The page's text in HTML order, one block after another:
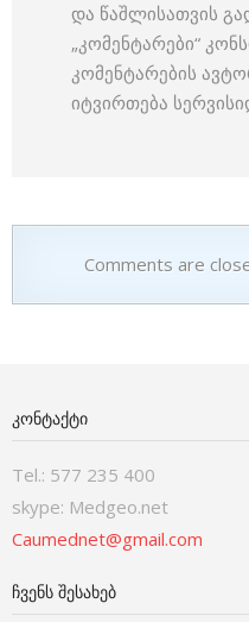
და წაშლისათვის
„კომენტარები“
კომენტარების
იტვირთება
Comments are
ᲙᲝᲜᲢᲐᲥᲢᲘ
Tel.: 577 235 400
skype: Medgeo.net
Caumednet@gmail.com
ᲩᲕᲔᲜᲡ ᲨᲔᲡᲐᲮᲔᲑ